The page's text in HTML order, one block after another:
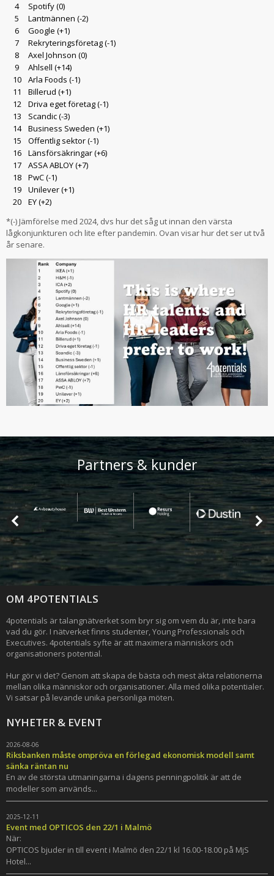
4
Spotify (0)
5
Lantmännen (-2)
6
Google (+1)
7
Rekryteringsföretag (-1)
8
Axel Johnson (0)
9
Ahlsell (+14)
10
Arla Foods (-1)
11
Billerud (+1)
12
Driva eget företag (-1)
13
Scandic (-3)
14
Business Sweden (+1)
15
Offentlig sektor (-1)
16
Länsförsäkringar (+6)
17
ASSA ABLOY (+7)
18
PwC (-1)
19
Unilever (+1)
20
EY (+2)
*(-) Jämförelse med 2024, dvs hur det såg ut innan den värsta
lågkonjunkturen och lite efter pandemin. Ovan visar hur det ser ut två
år senare.
Partners & kunder
OM 4POTENTIALS
4potentials är talangnätverket som bryr sig om vem du är, inte bara
vad du gör. I nätverket finns studenter, Young Professionals och
Executives. 4potentials syfte är att maximera människors och
organisationers potential.
Hur gör vi det? Genom att skapa de bästa och mest äkta relationerna
mellan olika människor och organisationer. Alla med olika potentialer.
Vi satsar på levande unika personliga möten.
NYHETER & EVENT
2026-08-06
Riksbanken måste ompröva en förlegad ekonomisk modell samt
sänka räntan nu
En av de största utmaningarna i dagens penningpolitik är att de
modeller som används...
2025-12-11
Event med OPTICOS den 22/1 i Malmö
När:
OPTICOS bjuder in till event i Malmö den 22/1 kl 16.00-18.00 på MjS
Hotel...